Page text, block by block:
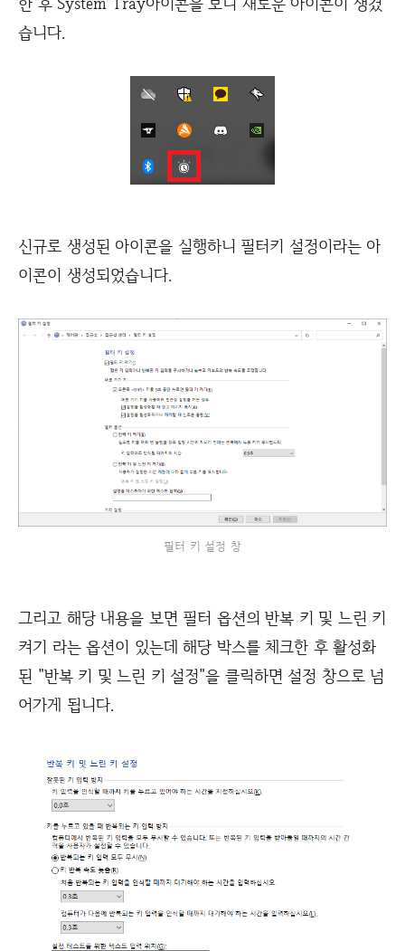
습니다.
신규로 생성된 아이콘을 실행하니 필터키 설정이라는 아
이콘이 생성되었습니다.
필터 키 설정 창
그리고 해당 내용을 보면 필터 옵션의 반복 키 및 느린 키
켜기 라는 옵션이 있는데 해당 박스를 체크한 후 활성화
된 "반복 키 및 느린 키 설정"을 클릭하면 설정 창으로 넘
어가게 됩니다.